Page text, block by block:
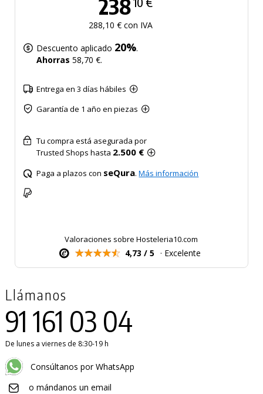
238
288,10 € con IVA
Descuento aplicado 20%.
Ahorras 58,70 €.
Entrega en 3 días hábiles
Garantía de 1 año en piezas
Tu compra está asegurada por
Trusted Shops hasta 2.500 €
Paga a plazos con seQura.Más información
Valoraciones sobre Hosteleria10.com
4,73 / 5 · Excelente
Llámanos
91 161 03 04
De lunes a viernes de 8:30-19 h
Consúltanos por WhatsApp
o mándanos un email